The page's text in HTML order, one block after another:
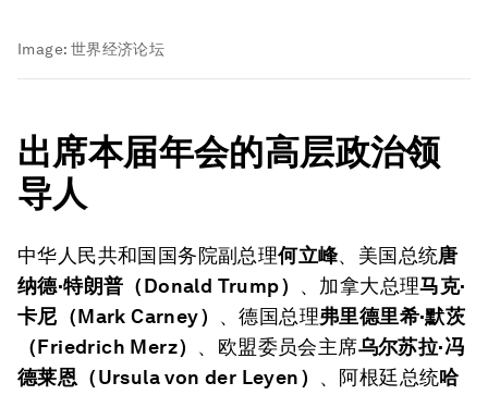
Image: 世界经济论坛
出席本届年会的高层政治领
导人
中华人民共和国国务院副总理何立峰、美国总统唐
纳德·特朗普（Donald Trump） 、加拿大总理马克·
卡尼（Mark Carney） 、德国总理弗里德里希·默茨
（Friedrich Merz） 、欧盟委员会主席乌尔苏拉·冯
德莱恩（Ursula von der Leyen） 、阿根廷总统哈